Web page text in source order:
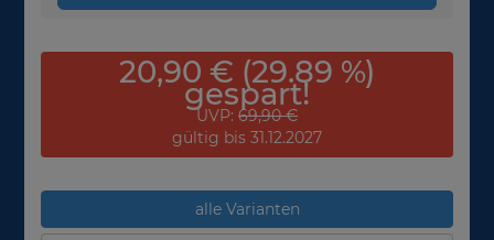
20,90 € (29.89 %)
gespart!
UVP: 69,90 €
gültig bis 31.12.2027
alle Varianten